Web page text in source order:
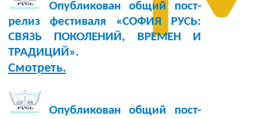
Опубликован общий пост-
релиз фестиваля «СОФИЯ РУСЬ:
СВЯЗЬ ПОКОЛЕНИЙ, ВРЕМЕН И
ТРАДИЦИЙ».
Смотреть.
Опубликован общий пост-